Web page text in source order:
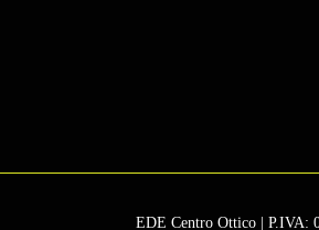
EDE Centro Ottico | P.IVA: